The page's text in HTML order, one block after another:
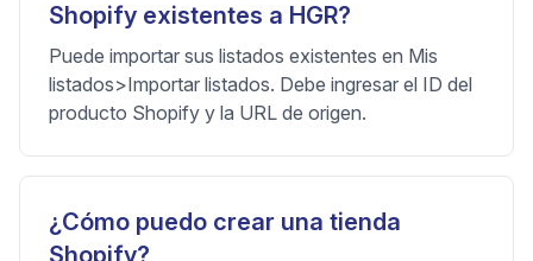
Shopify existentes a HGR?
Puede importar sus listados existentes en Mis
listados>Importar listados. Debe ingresar el ID del
producto Shopify y la URL de origen.
¿Cómo puedo crear una tienda
Shopify?